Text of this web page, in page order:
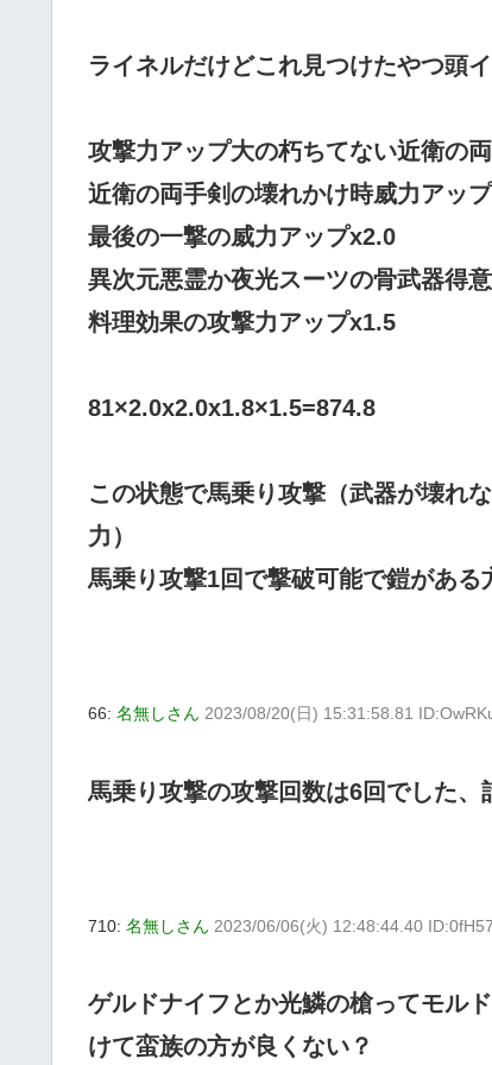
ライネルだけどこれ見つけたやつ頭
攻撃力アップ大の朽ちてない近衛の
近衛の両手剣の壊れかけ時威力アッ
最後の一撃の威力アップx2.0
異次元悪霊か夜光スーツの骨武器得
料理効果の攻撃力アップx1.5
81×2.0x2.0x1.8×1.5=874.8
この状態で馬乗り攻撃（武器が壊れ
力）
馬乗り攻撃1回で撃破可能で鎧がある
66: 名無しさん 2023/08/20(日) 15:31:58.81
馬乗り攻撃の攻撃回数は6回でした、
710: 名無しさん 2023/06/06(火) 12:48:44.40
ゲルドナイフとか光鱗の槍ってモル
けて蛮族の方が良くない？